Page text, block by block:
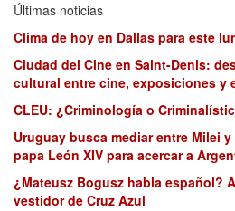
Últimas noticias
Clima de hoy en Dallas para este
Ciudad del Cine en Saint-Denis:
cultural entre cine, exposiciones y
CLEU: ¿Criminología o
Uruguay busca mediar entre Milei
papa León XIV para acercar a
¿Mateusz Bogusz habla español?
vestidor de Cruz Azul